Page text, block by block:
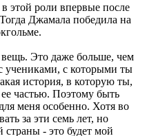
этой роли впервые после
Джамала победила на
вещь. Это даже больше, чем
учениками, с которыми ты
история, в которую ты,
частью. Поэтому быть
меня особенно. Хотя во
за эти семь лет, но
страны - это будет мой